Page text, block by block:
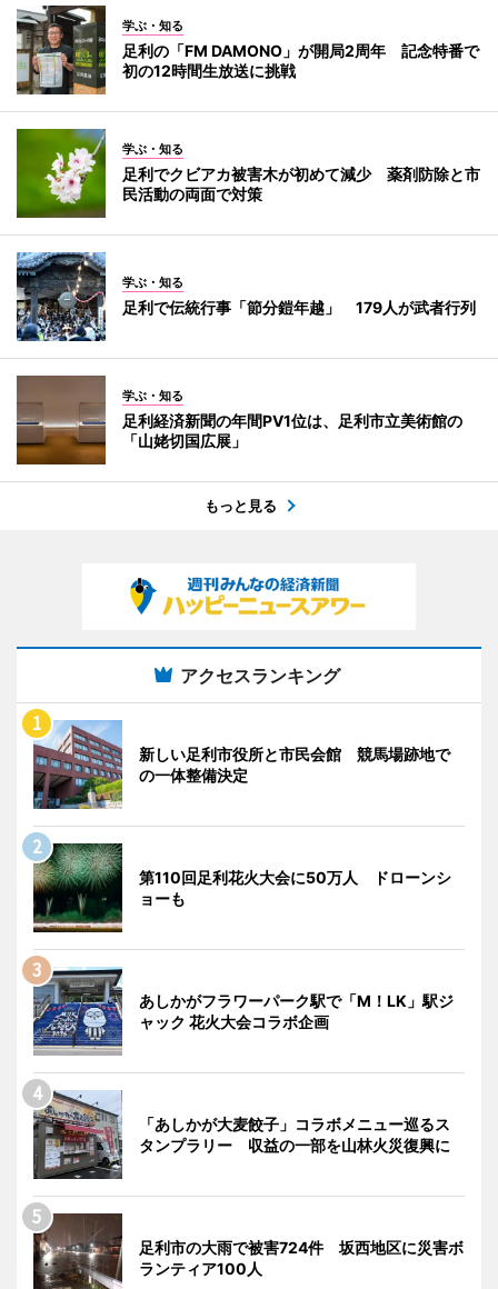
学ぶ・知る
足利の「FM DAMONO」が開局2周年 記念特番で
初の12時間生放送に挑戦
学ぶ・知る
足利でクビアカ被害木が初めて減少 薬剤防除と市
民活動の両面で対策
学ぶ・知る
足利で伝統行事「節分鎧年越」 179人が武者行列
学ぶ・知る
足利経済新聞の年間PV1位は、足利市立美術館の
「山姥切国広展」
もっと見る
アクセスランキング
新しい足利市役所と市民会館 競馬場跡地で
の一体整備決定
第110回足利花火大会に50万人 ドローンシ
ョーも
あしかがフラワーパーク駅で「M！LK」駅ジ
ャック 花火大会コラボ企画
「あしかが大麦餃子」コラボメニュー巡るス
タンプラリー 収益の一部を山林火災復興に
足利市の大雨で被害724件 坂西地区に災害ボ
ランティア100人